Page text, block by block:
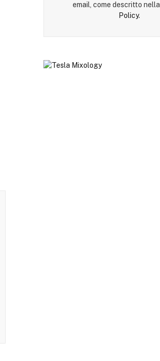
email, come descritto nella
Policy.